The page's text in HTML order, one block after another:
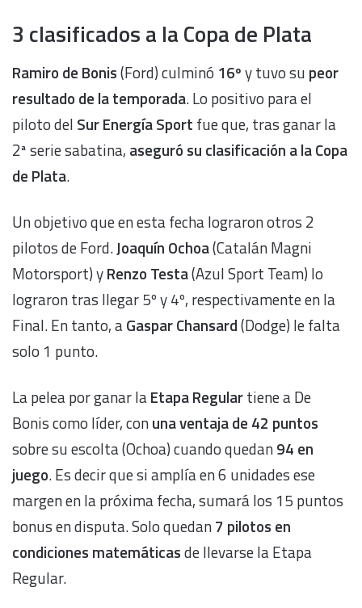
3 clasificados a la Copa de Plata
Ramiro de Bonis(Ford) culminó 16ºy tuvo su peor
resultado de la temporada. Lo positivo para el
piloto del Sur Energía Sport fue que, tras ganarla
2ª serie sabatina, aseguró su clasificación a la Copa
de Plata.
Un objetivo que en esta fecha lograron otros 2
pilotos de Ford.Joaquín Ochoa(Catalán Magni
Motorsport) yRenzo Testa(Azul Sport Team) lo
lograron tras llegar 5º y 4º, respectivamente en la
Final. En tanto, aGaspar Chansard(Dodge) le falta
solo 1 punto.
La pelea por ganar laEtapa Regulartiene a De
Bonis como líder, conuna ventaja de 42 puntos
sobre su escolta (Ochoa) cuando quedan94 en
juego. Es decir que si amplía en 6 unidades ese
margen en la próxima fecha, sumará los 15 puntos
bonus en disputa. Solo quedan7 pilotos en
condiciones matemáticasde llevarse la Etapa
Regular.